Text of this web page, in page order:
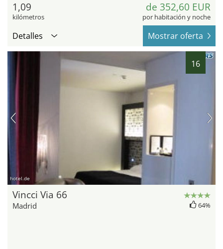
1,09
kilómetros
de 352,60 EUR
por habitación y noche
Detalles Mostrar oferta
16
hotel.de
Vincci Via 66
Madrid 64%